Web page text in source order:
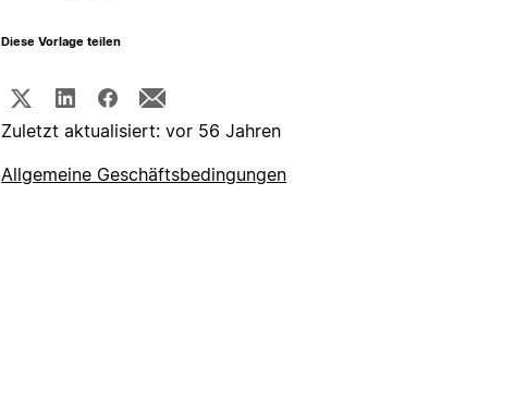
Diese Vorlage teilen
Zuletzt aktualisiert: vor 56 Jahren
Allgemeine Geschäftsbedingungen